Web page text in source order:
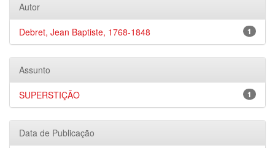
Autor
1
Debret, Jean Baptiste, 1768-1848
Assunto
1
SUPERSTIÇÃO
Data de Publicação